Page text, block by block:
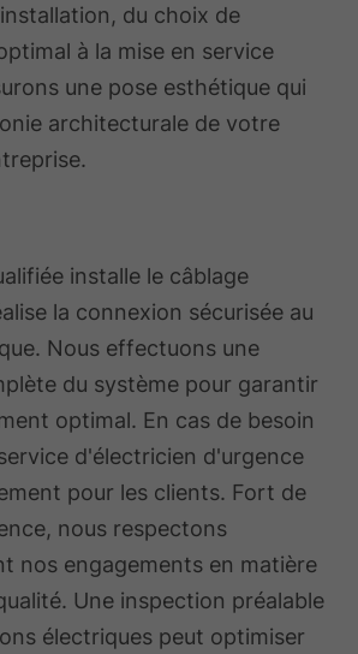
du choix de
à la mise en service
une pose esthétique qui
architecturale de votre
installe le câblage
la connexion sécurisée au
Nous effectuons une
du système pour garantir
optimal. En cas de besoin
d'électricien d'urgence
pour les clients. Fort de
nous respectons
nos engagements en matière
Une inspection préalable
électriques peut optimiser